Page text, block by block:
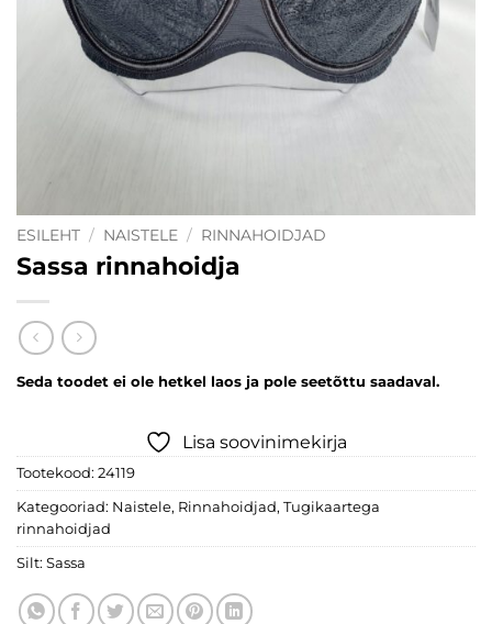
ESILEHT / NAISTELE / RINNAHOIDJAD
Sassa rinnahoidja
Seda toodet ei ole hetkel laos ja pole seetõttu saadaval.
Lisa soovinimekirja
Tootekood: 24119
Kategooriad: Naistele, Rinnahoidjad, Tugikaartega
rinnahoidjad
Silt: Sassa